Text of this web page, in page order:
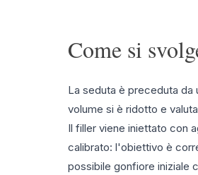
Come si
La seduta è preceduta da
volume si è ridotto e
Il filler viene iniettato con
calibrato: l'obiettivo è
possibile gonfiore iniziale